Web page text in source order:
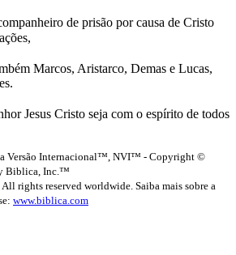
de prisão por causa de Cristo
Marcos, Aristarco, Demas e Lucas,
Jesus Cristo seja com o espírito de todos
Versão Internacional™, NVI™ - Copyright ©
Biblica, Inc.™
rights reserved worldwide. Saiba mais sobre a
www.biblica.com